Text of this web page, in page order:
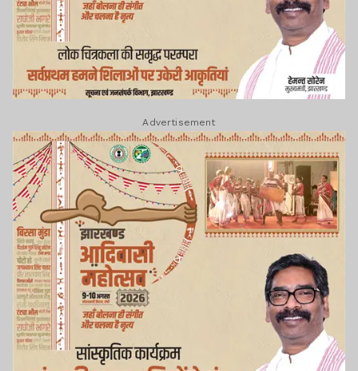
Advertisement